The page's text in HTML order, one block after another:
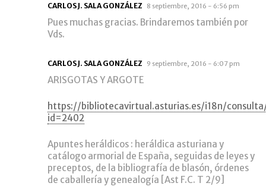
CARLOS J. SALA GONZÁLEZ 8 septiembre, 2016 - 6:56 pm
Pues muchas gracias. Brindaremos también por
Vds.
CARLOS J. SALA GONZÁLEZ 9 septiembre, 2016 - 6:07 pm
ARISGOTAS Y ARGOTE
https://bibliotecavirtual.asturias.es/i18n/
id=2402
Apuntes heráldicos : heráldica asturiana y
catálogo armorial de España, seguidas de leyes y
preceptos, de la bibliografía de blasón, órdenes
de caballería y genealogía [Ast F.C. T 2/9]